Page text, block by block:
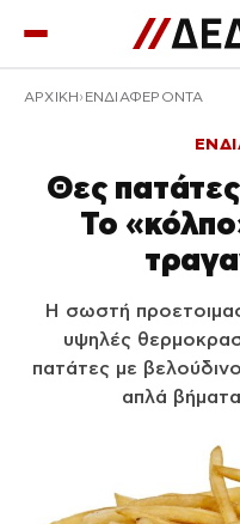
ΑΡΧΙΚΉ ΕΝΔΙΑΦΕΡΟΝΤΑ
Θες
Το
Η σωστή
υψηλές
πατάτες με
απλά βήματα